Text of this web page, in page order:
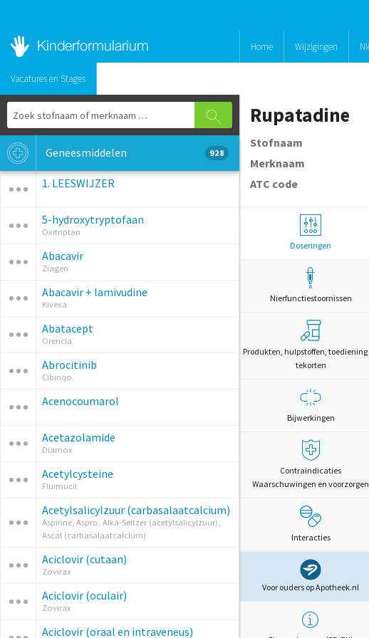
Home Wijzigingen
Vacatures en Stages
Geneesmiddelen 928
1. LEESWIJZER
5-hydroxytryptofaan
Oxitriptan
Abacavir
Ziagen
Abacavir + lamivudine
Kivexa
Abatacept
Orencia
Abrocitinib
Cibinqo
Acenocoumarol
Acetazolamide
Diamox
Acetylcysteine
Fluimucil
Acetylsalicylzuur (carbasalaatcalcium)
Aspirine, Aspro, Alka-Seltzer (acetylsalicylzuur),
Ascal (carbasalaatcalcium)
Aciclovir (cutaan)
Zovirax
Aciclovir (oculair)
Zovirax
Aciclovir (oraal en intraveneus)
Rupatadine
Stofnaam
Merknaam
ATC code
Doseringen
Nierfunctiestoornissen
Produkten, hulpstoffen, toediening
tekorten
Bijwerkingen
Contraindicaties
Waarschuwingen en voorzorgen
Interacties
Voor ouders op Apotheek.nl